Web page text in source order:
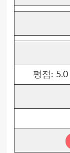
평점: 5.0